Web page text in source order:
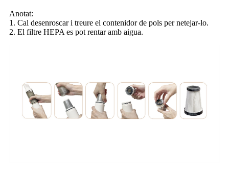
Anotat:
1. Cal desenroscar i treure el contenidor de pols per netejar-lo.
2. El filtre HEPA es pot rentar amb aigua.